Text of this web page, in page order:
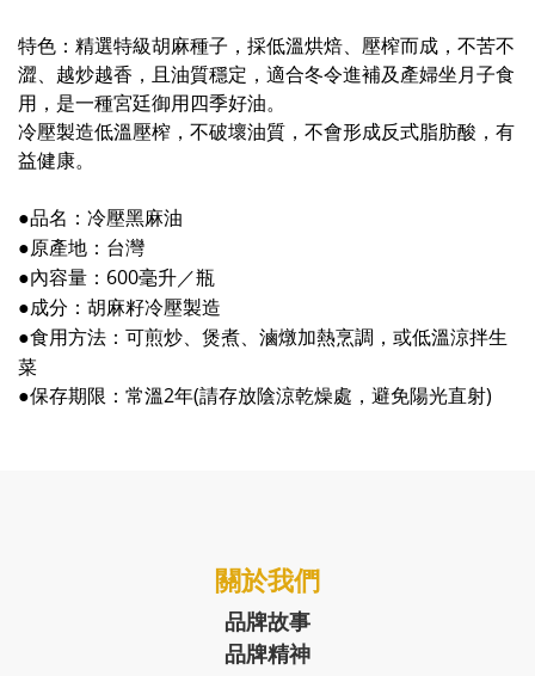
特色：精選特級胡麻種子，採低溫烘焙、壓榨而成，不苦不
澀、越炒越香，且油質穩定，適合冬令進補及產婦坐月子食
用，是一種宮廷御用四季好油。
冷壓製造低溫壓榨，不破壞油質，不會形成反式脂肪酸，有
益健康。
●品名：冷壓黑麻油
●原產地：台灣
●內容量：600毫升／瓶
●成分：胡麻籽冷壓製造
●食用方法：可煎炒、煲煮、滷燉加熱烹調，或低溫涼拌生
菜
●保存期限：常溫2年(請存放陰涼乾燥處，避免陽光直射)
關於我們
品牌故事
品牌精神